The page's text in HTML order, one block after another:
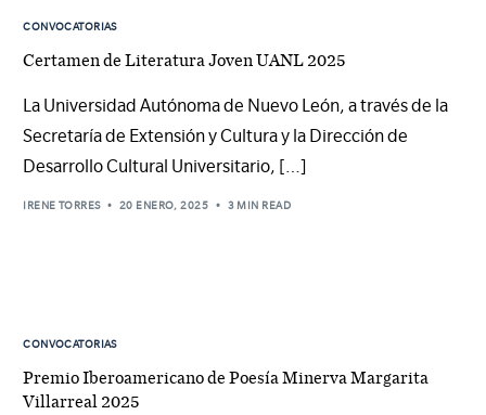
CONVOCATORIAS
Certamen de Literatura Joven UANL 2025
La Universidad Autónoma de Nuevo León, a través de la
Secretaría de Extensión y Cultura y la Dirección de
Desarrollo Cultural Universitario, […]
IRENE TORRES 20 ENERO, 2025 3 MIN READ
CONVOCATORIAS
Premio Iberoamericano de Poesía Minerva Margarita
Villarreal 2025